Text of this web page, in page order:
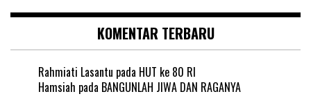
KOMENTAR TERBARU
Rahmiati Lasantu pada HUT ke 80 RI
Hamsiah pada BANGUNLAH JIWA DAN RAGANYA